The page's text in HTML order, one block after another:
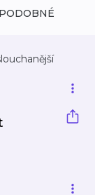
PODOBNÉ